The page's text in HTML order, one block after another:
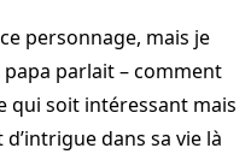
personnage, mais je
papa parlait – comment
qui soit intéressant mais
dans sa vie là